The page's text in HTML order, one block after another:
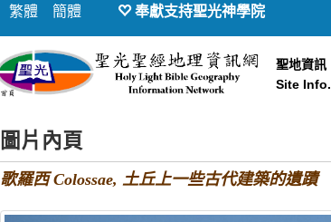
繁體 簡體 奉獻支持聖光神學院
聖地資訊
Site Info.
圖片內頁
歌羅西 Colossae, 土丘上一些古代建築的遺蹟